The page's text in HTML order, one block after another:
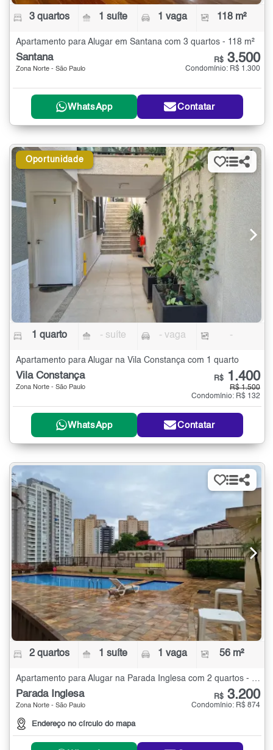
3 quartos 1 suíte 1 vaga 118 m²
Apartamento para Alugar em Santana com 3 quartos - 118 m²
Santana
Zona Norte - São Paulo
R$ 3.500
Condomínio: R$ 1.300
WhatsApp Contatar
Oportunidade
1 quarto - suíte - vaga -
Apartamento para Alugar na Vila Constança com 1 quarto
Vila Constança
Zona Norte - São Paulo
R$ 1.400
R$ 1.500
Condomínio: R$ 132
WhatsApp Contatar
2 quartos 1 suíte 1 vaga 56 m²
Apartamento para Alugar na Parada Inglesa com 2 quartos - 56 m²
Parada Inglesa
Zona Norte - São Paulo
Endereço no círculo do mapa
R$ 3.200
Condomínio: R$ 874